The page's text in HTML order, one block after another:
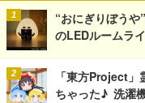
“おにぎりぼう
のLEDルームラ
「東方Project」
ちゃった♪ 洗濯